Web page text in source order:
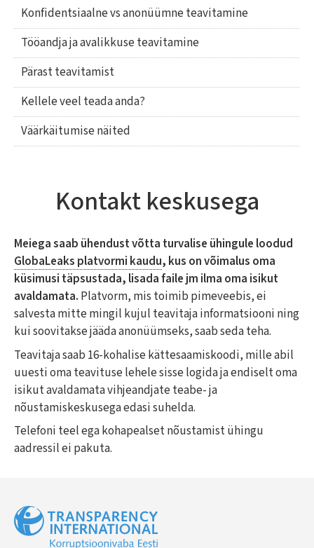
Kontakt keskusega
Meiega saab ühendust võtta turvalise ühingule loodud
GlobaLeaks platvormi kaudu, kus on võimalus oma
küsimusi täpsustada, lisada faile jm ilma oma isikut
avaldamata. Platvorm, mis toimib pimeveebis, ei
salvesta mitte mingil kujul teavitaja informatsiooni ning
kui soovitakse jääda anonüümseks, saab seda teha.
Teavitaja saab 16-kohalise kättesaamiskoodi, mille abil
uuesti oma teavituse lehele sisse logida ja endiselt oma
isikut avaldamata vihjeandjate teabe- ja
nõustamiskeskusega edasi suhelda.
Telefoni teel ega kohapealset nõustamist ühingu
aadressil ei pakuta.
Konfidentsiaalne vs anonüümne teavitamine
Tööandja ja avalikkuse teavitamine
Pärast teavitamist
Kellele veel teada anda?
Väärkäitumise näited